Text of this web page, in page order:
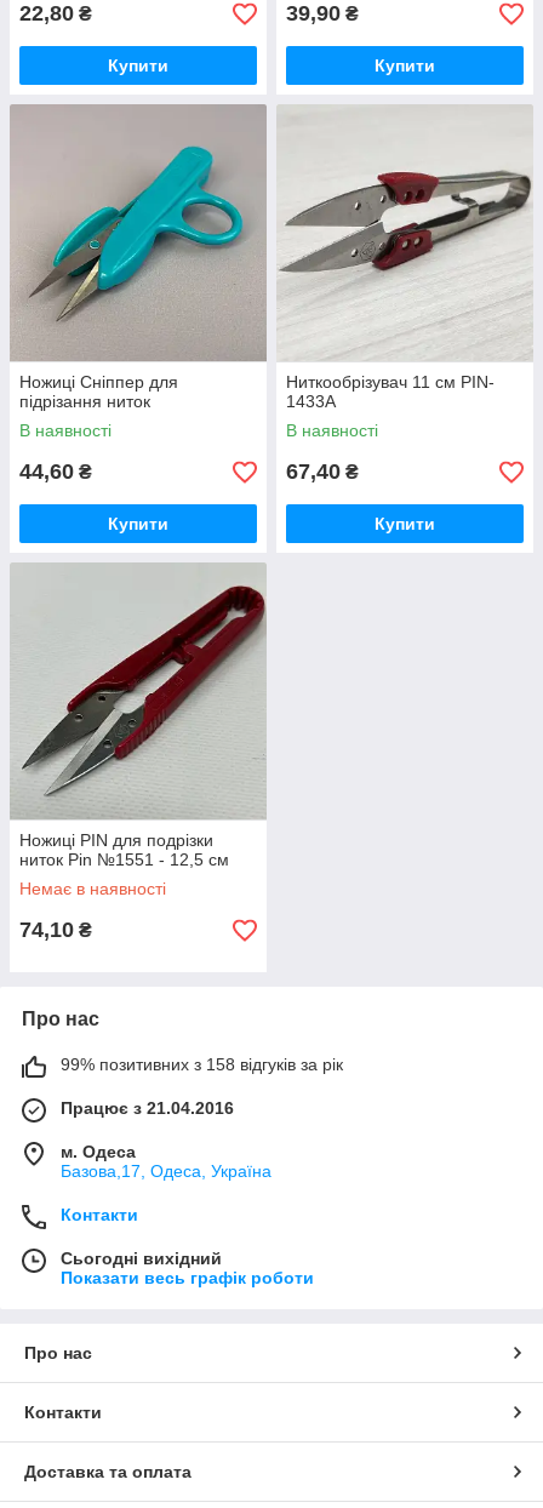
22,80 ₴
Купити
39,90 ₴
Купити
Ножиці Сніппер для
підрізання ниток
В наявності
44,60 ₴
Купити
Ниткообрізувач 11 см PIN-
1433A
В наявності
67,40 ₴
Купити
Ножиці PIN для подрізки
ниток Pin №1551 - 12,5 см
Немає в наявності
74,10 ₴
Про нас
99% позитивних з 158 відгуків за рік
Працює з 21.04.2016
м. Одеса
Базова,17, Одеса, Україна
Контакти
Сьогодні вихідний
Показати весь графік роботи
Про нас
Контакти
Доставка та оплата